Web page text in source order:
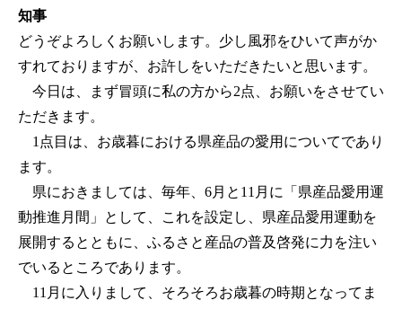
知事
どうぞよろしくお願いします。少し風邪をひいて声がか
すれておりますが、お許しをいただきたいと思います。
今日は、まず冒頭に私の方から2点、お願いをさせてい
ただきます。
1点目は、お歳暮における県産品の愛用についてであり
ます。
県におきましては、毎年、6月と11月に「県産品愛用運
動推進月間」として、これを設定し、県産品愛用運動を
展開するとともに、ふるさと産品の普及啓発に力を注い
でいるところであります。
11月に入りまして、そろそろお歳暮の時期となってま